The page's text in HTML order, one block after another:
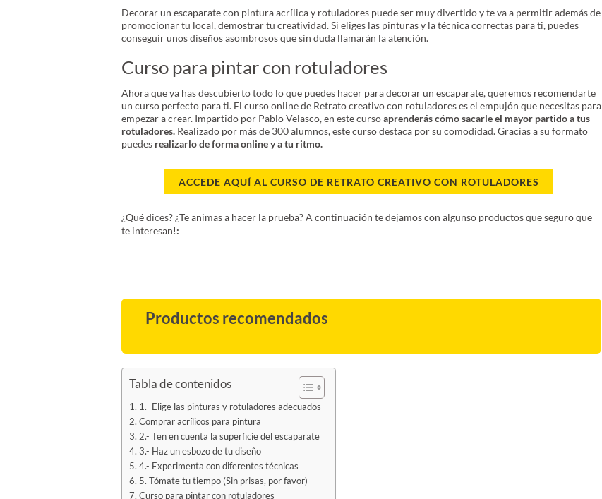
Decorar un escaparate con pintura acrílica y rotuladores puede ser muy divertido y te va a permitir además de
promocionar tu local, demostrar tu creatividad. Si eliges las pinturas y la técnica correctas para ti, puedes
conseguir unos diseños asombrosos que sin duda llamarán la atención.
Curso para pintar con rotuladores
Ahora que ya has descubierto todo lo que puedes hacer para decorar un escaparate, queremos recomendarte
un curso perfecto para ti. El curso online de Retrato creativo con rotuladores es el empujón que necesitas para
empezar a crear. Impartido por Pablo Velasco, en este cursoaprenderás cómo sacarle el mayor partido a tus
rotuladores. Realizado por más de 300 alumnos, este curso destaca por su comodidad. Gracias a su formato
puedes realizarlo de forma online y a tu ritmo.
ACCEDE AQUÍ AL CURSO DE RETRATO CREATIVO CON ROTULADORES
¿Qué dices? ¿Te animas a hacer la prueba?A continuación te dejamos con algunso productos que seguro que
te interesan!:
Productos recomendados
Tabla de contenidos
1.- Elige las pinturas y rotuladores adecuados
Comprar acrílicos para pintura
2.- Ten en cuenta la superficie del escaparate
3.- Haz un esbozo de tu diseño
4.- Experimenta con diferentes técnicas
5.-Tómate tu tiempo (Sin prisas, por favor)
Curso para pintar con rotuladores